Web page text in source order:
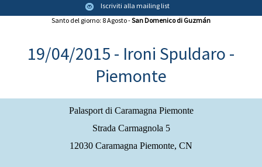
Iscriviti alla mailing list
Santo del giorno: 8 Agosto -San Domenico di Guzmán
19/04/2015 - Ironi Spuldaro -
Piemonte
Palasport di Caramagna Piemonte
Strada Carmagnola 5
12030 Caramagna Piemonte, CN